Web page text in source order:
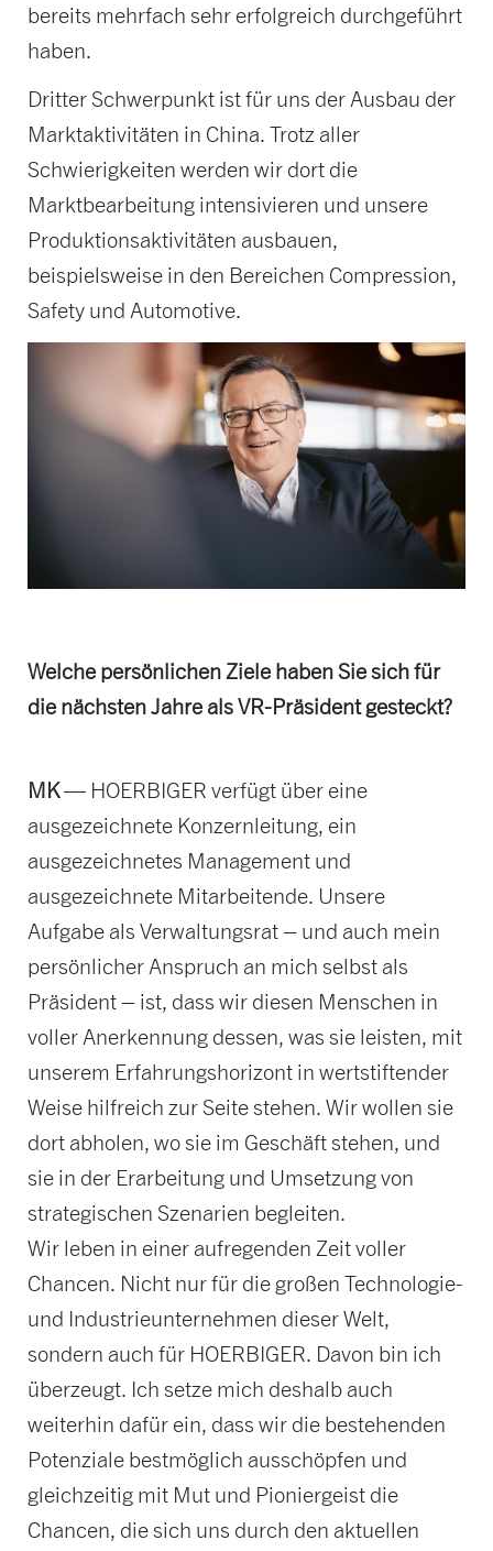
bereits mehrfach sehr erfolgreich durchgeführt
haben.
Dritter Schwerpunkt ist für uns der Ausbau der
Marktaktivitäten in China. Trotz aller
Schwierigkeiten werden wir dort die
Marktbearbeitung intensivieren und unsere
Produktionsaktivitäten ausbauen,
beispielsweise in den Bereichen Compression,
Safety und Automotive.
Welche persönlichen Ziele haben Sie sich für
die nächsten Jahre als VR-Präsident gesteckt?
MK— HOERBIGER verfügt über eine
ausgezeichnete Konzernleitung, ein
ausgezeichnetes Management und
ausgezeichnete Mitarbeitende. Unsere
Aufgabe als Verwaltungsrat – und auch mein
persönlicher Anspruch an mich selbst als
Präsident – ist, dass wir diesen Menschen in
voller Anerkennung dessen, was sie leisten, mit
unserem Erfahrungshorizont in wertstiftender
Weise hilfreich zur Seite stehen. Wir wollen sie
dort abholen, wo sie im Geschäft stehen, und
sie in der Erarbeitung und Umsetzung von
strategischen Szenarien begleiten.
Wir leben in einer aufregenden Zeit voller
Chancen. Nicht nur für die großen Technologie-
und Industrieunternehmen dieser Welt,
sondern auch für HOERBIGER. Davon bin ich
überzeugt. Ich setze mich deshalb auch
weiterhin dafür ein, dass wir die bestehenden
Potenziale bestmöglich ausschöpfen und
gleichzeitig mit Mut und Pioniergeist die
Chancen, die sich uns durch den aktuellen